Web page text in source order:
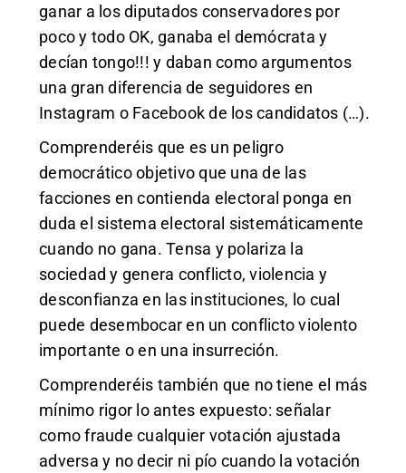
ganar a los diputados conservadores por
poco y todo OK, ganaba el demócrata y
decían tongo!!! y daban como argumentos
una gran diferencia de seguidores en
Instagram o Facebook de los candidatos (…).
Comprenderéis que es un peligro
democrático objetivo que una de las
facciones en contienda electoral ponga en
duda el sistema electoral sistemáticamente
cuando no gana. Tensa y polariza la
sociedad y genera conflicto, violencia y
desconfianza en las instituciones, lo cual
puede desembocar en un conflicto violento
importante o en una insurreción.
Comprenderéis también que no tiene el más
mínimo rigor lo antes expuesto: señalar
como fraude cualquier votación ajustada
adversa y no decir ni pío cuando la votación